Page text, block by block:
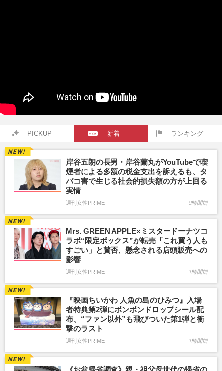
PICKUP 新着 ランキング
岸谷五朗の長男・岸谷蘭丸がYouTubeで喫
煙者による多額の税金支出を訴えるも、タ
バコ害で生じる社会的損失額の方が上回る
実情
週刊女性PRIME 0時間前
Mrs. GREEN APPLE×ミスタードーナツコ
ラボ“限定ボックス”が転売「これ買う人も
すごい」と賛否、懸念される店頭販売への
影響
週刊女性PRIME 1時間前
『映画ちいかわ 人魚の島のひみつ』入場
者特典第2弾にボンボンドロップシール配
布、“ファン以外”も飛びついた第1弾と衝
撃のラスト
週刊女性PRIME 1時間前
《お盆帰省調査》親・祖父母世代の帰省の